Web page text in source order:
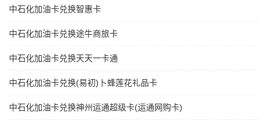
中石化加油卡兑换智惠卡
中石化加油卡兑换途牛商旅卡
中石化加油卡兑换天天一卡通
中石化加油卡兑换(易初)卜蜂莲花礼品卡
中石化加油卡兑换神州运通超级卡(运通网购卡)